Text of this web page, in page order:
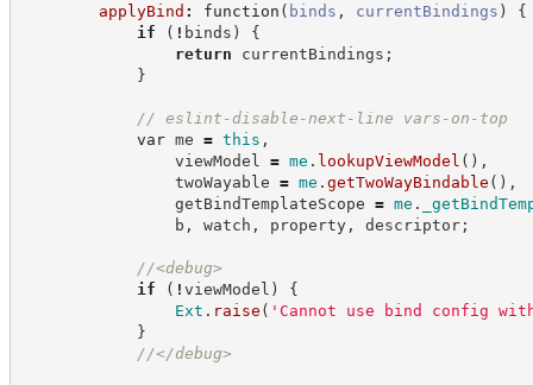
applyBind : function ( binds , currentBindings )
{
if
( ! binds )
{
return currentBindings ;
}
// eslint-disable-next-line vars-on-top
var me = this ,
viewModel = me . lookupViewModel ( ) ,
twoWayable = me . getTwoWayBindable ( ) ,
getBindTemplateScope = me .
b , watch , property, descriptor;
//<debug>
if
( ! viewModel )
{
Ext . raise ( ' Cannot use bind config
}
//</debug>